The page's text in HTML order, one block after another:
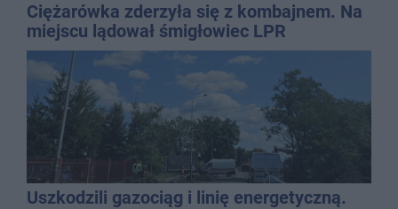
Ciężarówka zderzyła się z kombajnem. Na
miejscu lądował śmigłowiec LPR
Uszkodzili gazociąg i linię energetyczną.